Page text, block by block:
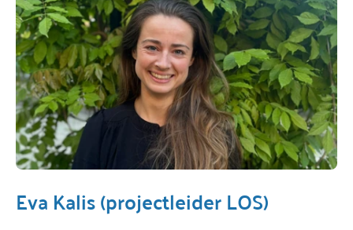
Eva Kalis (projectleider LOS)